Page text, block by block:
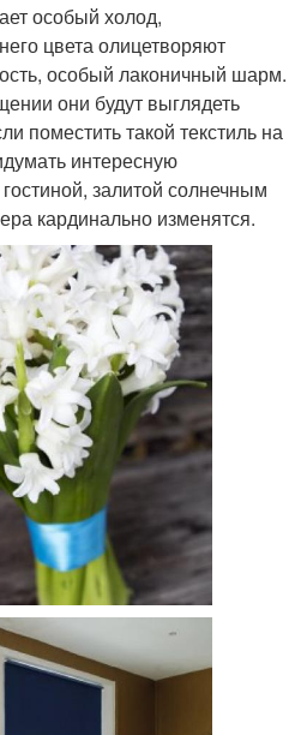
особый холод,
цвета олицетворяют
особый лаконичный шарм.
они будут выглядеть
поместить такой текстиль на
интересную
залитой солнечным
кардинально изменятся.